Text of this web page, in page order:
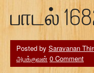
பாடல்
Posted by Saravanan
அபக்குவன் 0 Comment